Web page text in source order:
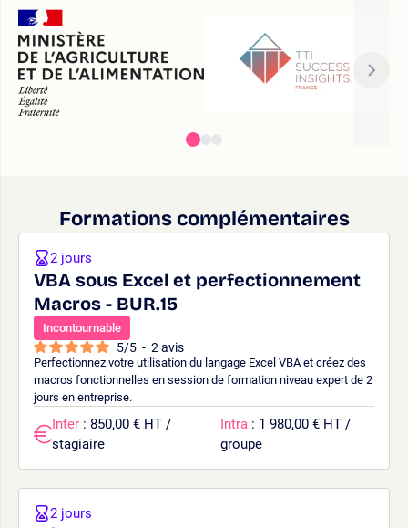
Formations complémentaires
VBA sous Excel et perfectionnement
Macros - BUR.15
Incontournable
5/5 - 2 avis
Perfectionnez votre utilisation du langage Excel VBA et créez des
macros fonctionnelles en session de formation niveau expert de 2
jours en entreprise.
2 jours
Inter : 850,00 € HT /
stagiaire
Intra : 1 980,00 € HT /
groupe
2 jours